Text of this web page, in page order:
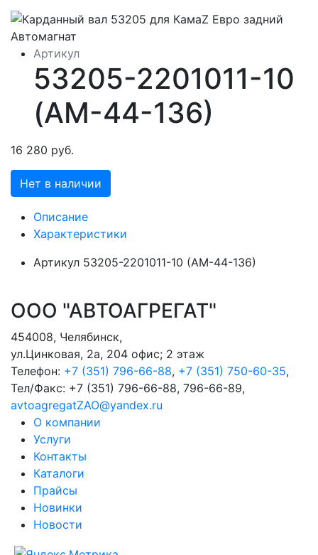
Артикул
53205-2201011-10
(АМ-44-136)
16 280 руб.
Нет в наличии
Описание
Характеристики
Артикул 53205-2201011-10 (АМ-44-136)
ООО "АВТОАГРЕГАТ"
454008, Челябинск,
ул.Цинковая, 2а, 204 офис; 2 этаж
Телефон: +7 (351) 796-66-88, +7 (351) 750-60-35,
Тел/Факс: +7 (351) 796-66-88, 796-66-89,
avtoagregatZAO@yandex.ru
О компании
Услуги
Контакты
Каталоги
Прайсы
Новинки
Новости